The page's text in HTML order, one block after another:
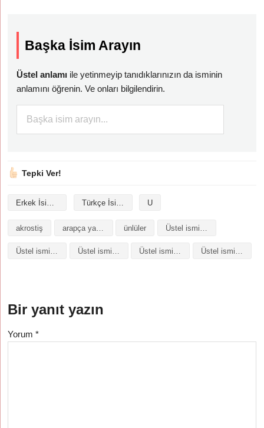
Başka İsim Arayın
Üstel anlamı ile yetinmeyip tanıdıklarınızın da isminin
anlamını öğrenin. Ve onları bilgilendirin.
Tepki Ver!
Erkek İsimleri Türkçe İsimler U
akrostiş arapça yazılışı ünlüler
Üstel isminin anlamı Üstel isminin baş harfleriyle şiir Üstel isminin kökeni Üstel isminin numerolojisi
Bir yanıt yazın
Yorum*